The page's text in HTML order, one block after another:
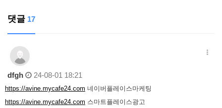
댓글 17
dfgh 24-08-01 18:21
https://avine.mycafe24.com 네이버플레이스마케팅
https://avine.mycafe24.com 스마트플레이스광고